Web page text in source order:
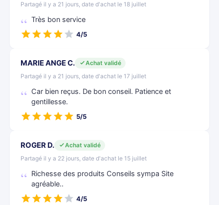
Partagé il y a 21 jours, date d'achat le 18 juillet
Très bon service
4/5
MARIE ANGE C.
Achat validé
Partagé il y a 21 jours, date d'achat le 17 juillet
Car bien reçus. De bon conseil. Patience et
gentillesse.
5/5
ROGER D.
Achat validé
Partagé il y a 22 jours, date d'achat le 15 juillet
Richesse des produits Conseils sympa Site
agréable..
4/5